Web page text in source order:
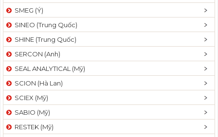
n
SMEG (Ý)
SINEO (Trung Quốc)
SHINE (Trung Quốc)
SERCON (Anh)
SEAL ANALYTICAL (Mỹ)
SCION (Hà Lan)
SCIEX (Mỹ)
SABIO (Mỹ)
RESTEK (Mỹ)